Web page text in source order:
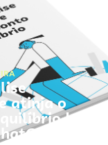
atinja o
|